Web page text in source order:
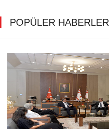
POPÜLER HABERLER